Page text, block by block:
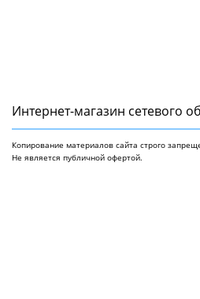
Интернет-магазин сетeвого
Копирование материалов сайта строго
Не является публичной офертой.